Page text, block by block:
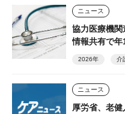
ニュース
協力医療機
情報共有で年
2026年 介
ニュース
厚労省、老